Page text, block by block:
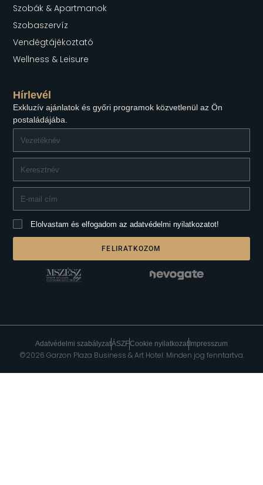
Szobák & Apartmanok
Szobaszervíz
Vendégtájékoztató
Wellness & Leisure
Hírlevél
Exkluzív ajánlatok és győri programok közvetlenül az Ön
postaládájába.
Elolvastam és elfogadom az adatvédelmi nyilatkozatot!
FELIRATKOZOM
©2026 Garzon Plaza Business & Art Hotel. Minden jog fenntartva.
Adatvédelmi szabályzatÁSZFCookie nyilatkozatImpresszum